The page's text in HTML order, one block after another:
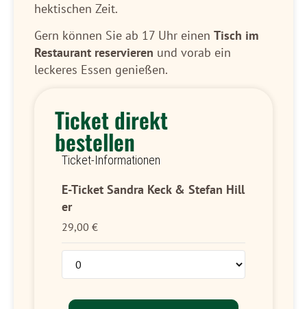
hektischen Zeit.
Gern können Sie ab 17 Uhr einen Tisch im
Restaurant reservieren und vorab ein
leckeres Essen genießen.
Ticket direkt
bestellen
Ticket-Informationen
E-Ticket Sandra Keck & Stefan Hill
er
29,00 €